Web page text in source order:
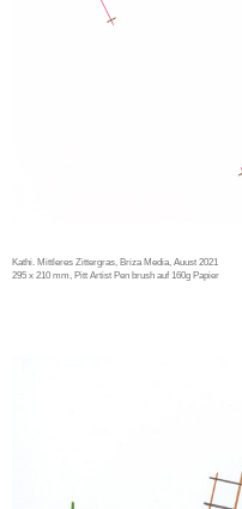
Kathi. Mittleres Zittergras, Briza Media, Auust 2021
295 x 210 mm, Pitt Artist Pen brush auf 160g Papier